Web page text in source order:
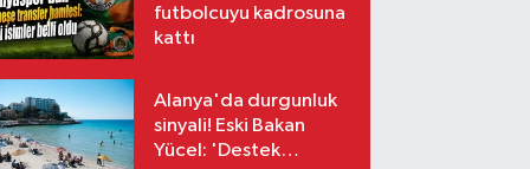
futbolcuyu kadrosuna
kattı
Alanya'da durgunluk
sinyali! Eski Bakan
Yücel: 'Destek